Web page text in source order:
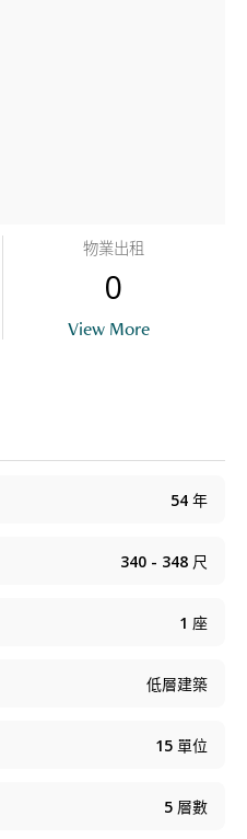
物業出租
0
View More
54 年
340 - 348 尺
1 座
低層建築
15 單位
5 層數